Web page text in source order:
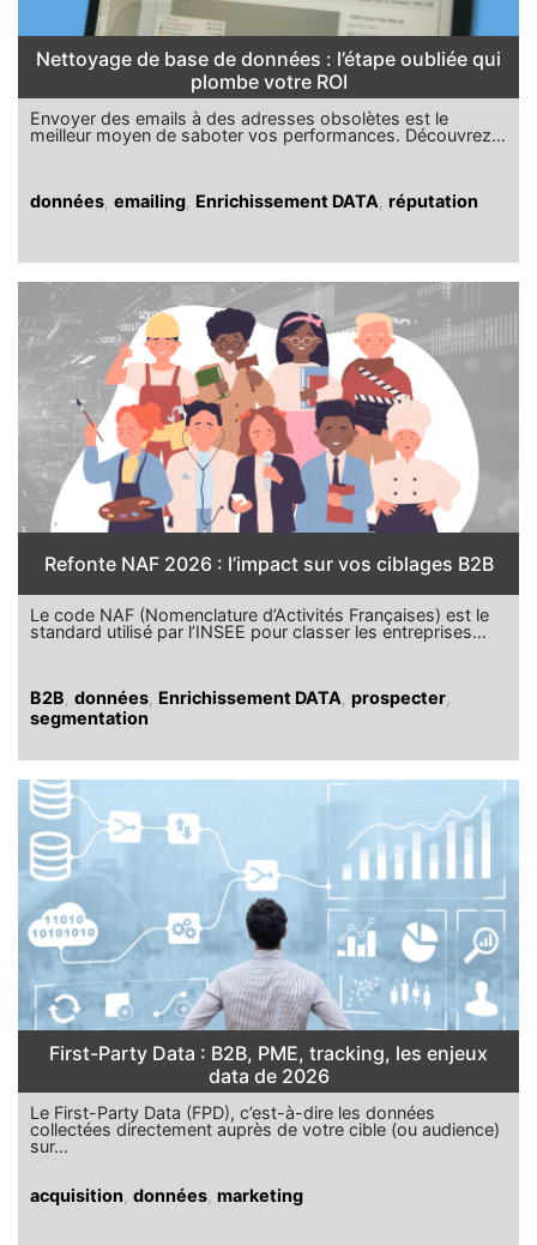
Nettoyage de base de données : l’étape oubliée qui
plombe votre ROI
Envoyer des emails à des adresses obsolètes est le
meilleur moyen de saboter vos performances. Découvrez…
données emailing Enrichissement DATA réputation
Refonte NAF 2026 : l’impact sur vos ciblages B2B
Le code NAF (Nomenclature d’Activités Françaises) est le
standard utilisé par l’INSEE pour classer les entreprises…
B2B données Enrichissement DATA prospecter
segmentation
First-Party Data : B2B, PME, tracking, les enjeux
data de 2026
Le First-Party Data (FPD), c’est-à-dire les données
collectées directement auprès de votre cible (ou audience)
sur…
acquisition données marketing